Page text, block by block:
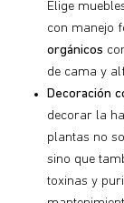
Elige
con manejo
orgánicos
de cama y
Decoración
decorar la
plantas no
sino que
toxinas y